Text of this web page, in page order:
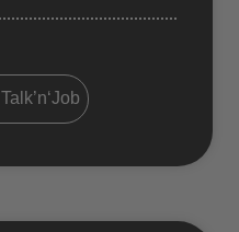
| Talk’n‘Job